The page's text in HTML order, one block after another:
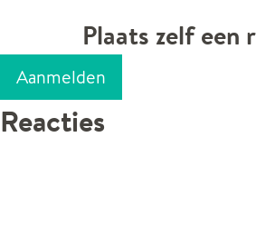
Plaats zelf een
Aanmelden
Reacties